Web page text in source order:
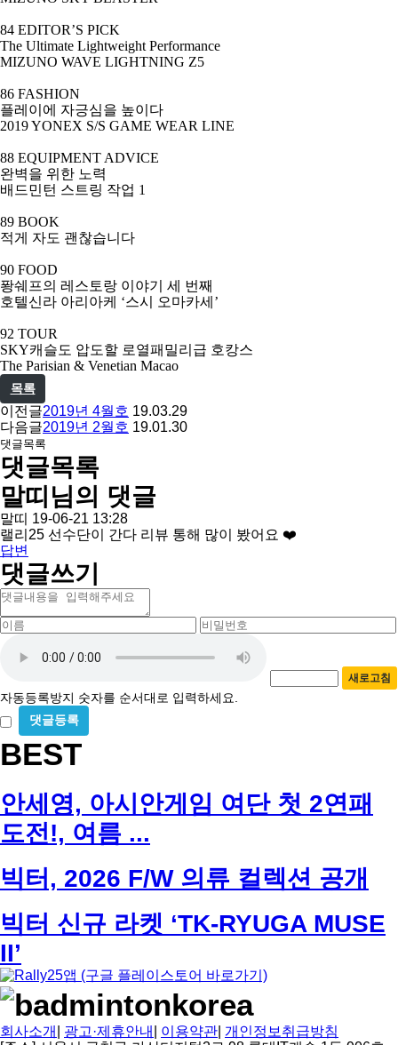
84 EDITOR’S PICK
The Ultimate Lightweight Performance
MIZUNO WAVE LIGHTNING Z5
86 FASHION
플레이에 자긍심을 높이다
2019 YONEX S/S GAME WEAR LINE
88 EQUIPMENT ADVICE
완벽을 위한 노력
배드민턴 스트링 작업 1
89 BOOK
적게 자도 괜찮습니다
90 FOOD
퐝쉐프의 레스토랑 이야기 세 번째
호텔신라 아리아케 ‘스시 오마카세 ’
92 TOUR
SKY캐슬도 압도할 로열패밀리급 호캉스
The Parisian & Venetian Macao
목록
이전글2019년 4월호 19.03.29
다음글2019년 2월호 19.01.30
댓글목록
댓글목록
말띠님의 댓글
말띠 작
성
19-06-21 13:28
랠리25 선수단이 간다 리뷰 통해 많이 봤어요 ❤️
답변
댓글쓰기
내
이
비
번
수
록
방
지
새로고침
자동등록방지 숫자를 순서대로 입력하세요.
밀
글
용
BEST
안세영, 아시안게임 여단 첫 2연패
도전!, 여름 ...
빅터, 2026 F/W 의류 컬렉션 공개
빅터 신규 라켓 ‘TK-RYUGA MUSE
II’
회사소개 광고·제휴안내 이용약관 개인정보취급방침